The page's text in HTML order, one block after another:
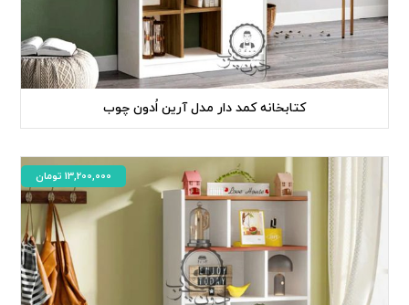
کتابخانه کمد دار مدل آرین اُدون چوب
13,200,000 تومان